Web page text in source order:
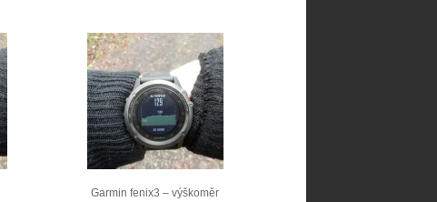
Garmin fenix3 – výškoměr